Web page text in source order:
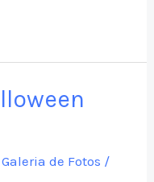
Galeria de Fotos /